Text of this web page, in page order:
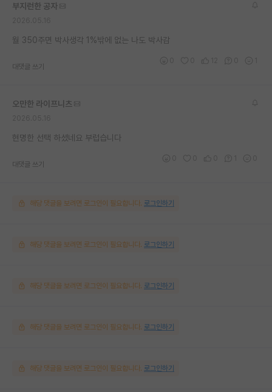
부지런한 공자
월 350주면 박사생각 1%밖에 없는 나도 박사감
대댓글 쓰기
오만한 라이프니츠
현명한 선택 하셨네요 부럽습니다
대댓글 쓰기
해당 댓글을 보려면 로그인이 필요합니다. 로그인하기
해당 댓글을 보려면 로그인이 필요합니다. 로그인하기
해당 댓글을 보려면 로그인이 필요합니다. 로그인하기
해당 댓글을 보려면 로그인이 필요합니다. 로그인하기
해당 댓글을 보려면 로그인이 필요합니다. 로그인하기